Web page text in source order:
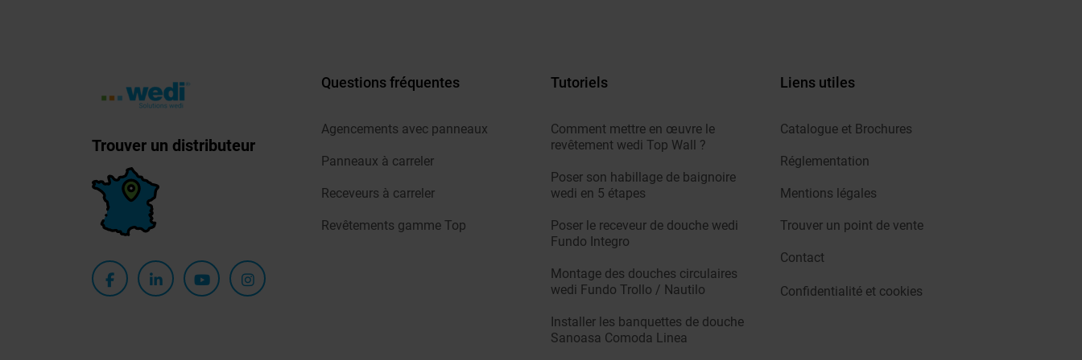
Trouver un distributeur
Questions fréquentes
Agencements avec panneaux
Panneaux à carreler
Receveurs à carreler
Revêtements gamme Top
Tutoriels
Comment mettre en œuvre le
revêtement wedi Top Wall ?
Poser son habillage de baignoire
wedi en 5 étapes
Poser le receveur de douche wedi
Fundo Integro
Montage des douches circulaires
wedi Fundo Trollo / Nautilo
Installer les banquettes de douche
Sanoasa Comoda Linea
Liens utiles
Catalogue et Brochures
Réglementation
Mentions légales
Trouver un point de vente
Contact
Confidentialité et cookies